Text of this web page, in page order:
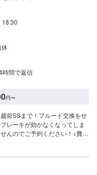
18:30
時間で返信
円〜
前SSまで！フルード交換をせ
レーキが効かなくなってしま
んのでご予約ください！<費用